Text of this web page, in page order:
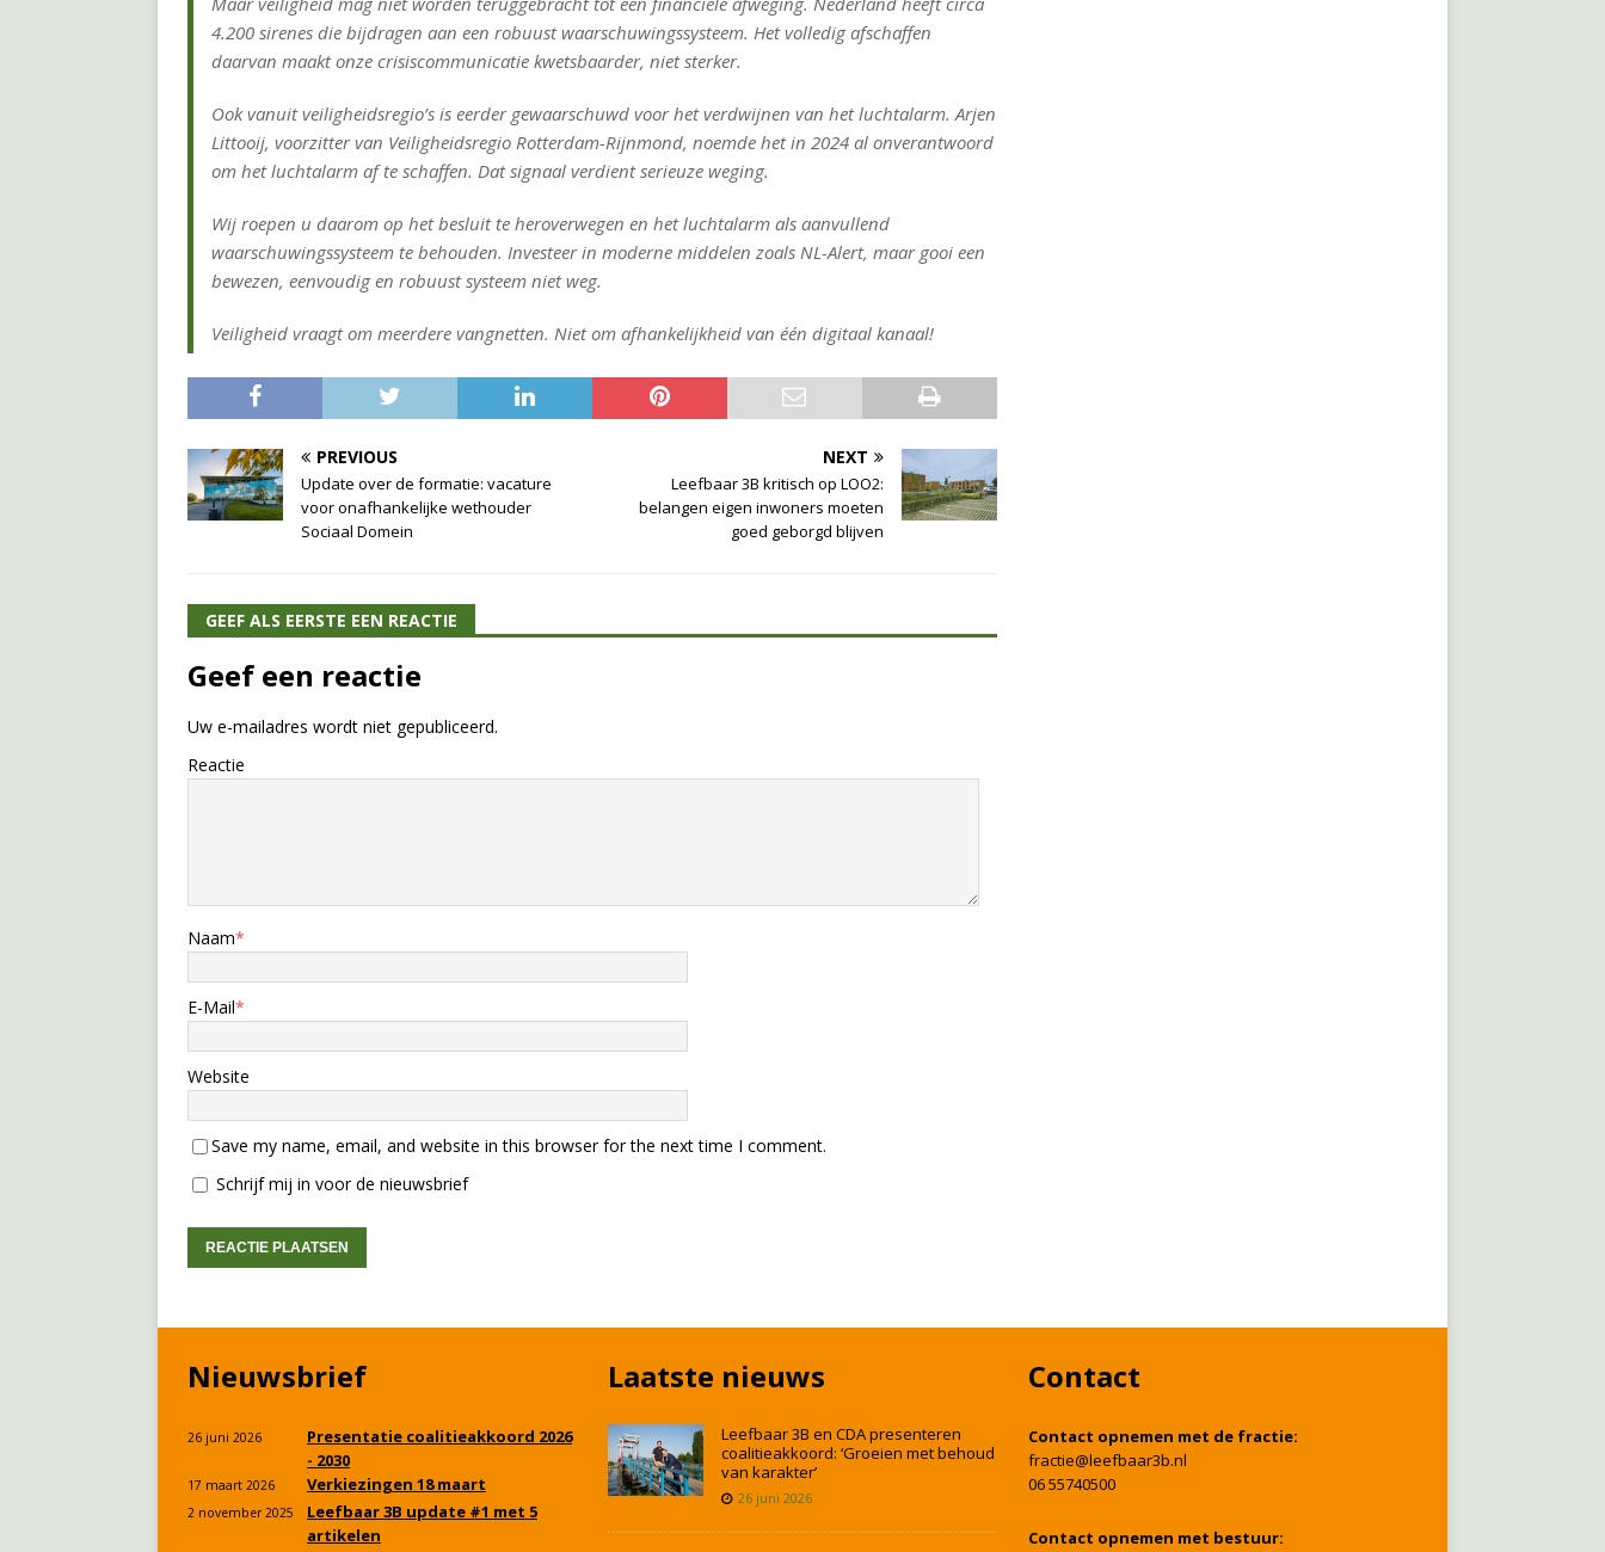
4.200 sirenes die bijdragen aan een robuust waarschuwingssysteem. Het volledig afschaffen
daarvan maakt onze crisiscommunicatie kwetsbaarder, niet sterker.
Ook vanuit veiligheidsregio’s is eerder gewaarschuwd voor het verdwijnen van het luchtalarm. Arjen
Littooij, voorzitter van Veiligheidsregio Rotterdam-Rijnmond, noemde het in 2024 al onverantwoord
om het luchtalarm af te schaffen. Dat signaal verdient serieuze weging.
Wij roepen u daarom op het besluit te heroverwegen en het luchtalarm als aanvullend
waarschuwingssysteem te behouden. Investeer in moderne middelen zoals NL-Alert, maar gooi een
bewezen, eenvoudig en robuust systeem niet weg.
Veiligheid vraagt om meerdere vangnetten. Niet om afhankelijkheid van één digitaal kanaal!
PREVIOUS
Update over de formatie: vacature
voor onafhankelijke wethouder
Sociaal Domein
NEXT
Leefbaar 3B kritisch op LOO2:
belangen eigen inwoners moeten
goed geborgd blijven
GEEF ALS EERSTE EEN REACTIE
Geef een reactie
Uw e-mailadres wordt niet gepubliceerd.
Reactie
Naam*
E-Mail*
Website
Save my name, email, and website in this browser for the next time I comment.
Schrijf mij in voor de nieuwsbrief
Nieuwsbrief
26 juni 2026
Presentatie coalitieakkoord 2026
- 2030
17 maart 2026 Verkiezingen 18 maart
2 november 2025
Leefbaar 3B update #1 met 5
artikelen
Laatste nieuws
Leefbaar 3B en CDA presenteren
coalitieakkoord: ‘Groeien met behoud
van karakter’
26 juni 2026
Contact
Contact opnemen met de fractie:
fractie@leefbaar3b.nl
06 55740500
Contact opnemen met bestuur: